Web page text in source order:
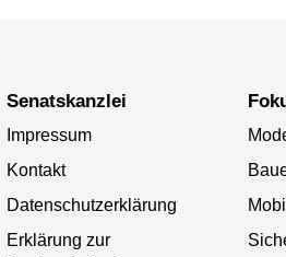
Senatskanzlei
Impressum
Kontakt
Datenschutzerklärung
Erklärung zur